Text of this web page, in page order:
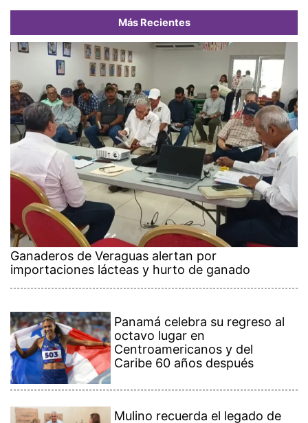
Más Recientes
Ganaderos de Veraguas alertan por
importaciones lácteas y hurto de ganado
Panamá celebra su regreso al
octavo lugar en
Centroamericanos y del
Caribe 60 años después
Mulino recuerda el legado de